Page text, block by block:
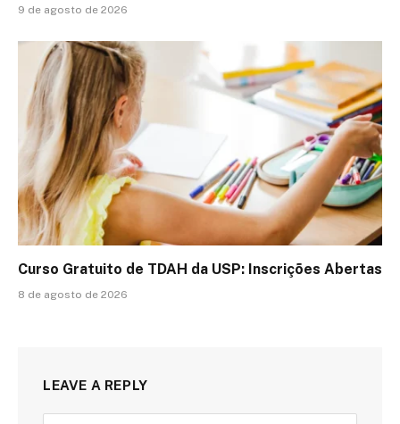
9 de agosto de 2026
Curso Gratuito de TDAH da USP: Inscrições Abertas
8 de agosto de 2026
LEAVE A REPLY